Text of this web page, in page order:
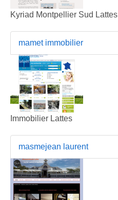
Kyriad Montpellier Sud Lattes
mamet immobilier
Immobilier Lattes
masmejean laurent